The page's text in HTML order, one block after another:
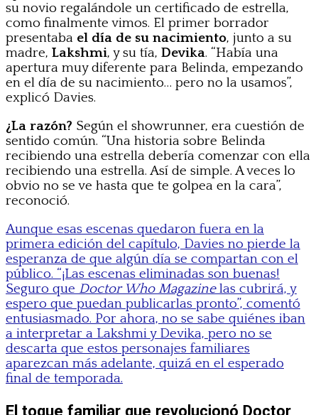
su novio regalándole un certificado de estrella,
como finalmente vimos. El primer borrador
presentaba el día de su nacimiento, junto a su
madre, Lakshmi, y su tía, Devika. “Había una
apertura muy diferente para Belinda, empezando
en el día de su nacimiento… pero no la usamos”,
explicó Davies.
¿La razón? Según el showrunner, era cuestión de
sentido común. “Una historia sobre Belinda
recibiendo una estrella debería comenzar con ella
recibiendo una estrella. Así de simple. A veces lo
obvio no se ve hasta que te golpea en la cara”,
reconoció.
Aunque esas escenas quedaron fuera en la
primera edición del capítulo, Davies no pierde la
esperanza de que algún día se compartan con el
público. “¡Las escenas eliminadas son buenas!
Seguro que Doctor Who Magazinelas cubrirá, y
espero que puedan publicarlas pronto”, comentó
entusiasmado. Por ahora, no se sabe quiénes iban
a interpretar a Lakshmi y Devika, pero no se
descarta que estos personajes familiares
aparezcan más adelante, quizá en el esperado
final de temporada.
El toque familiar que revolucionó Doctor